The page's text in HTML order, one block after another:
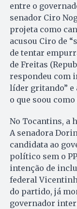
entre o
senador Ciro
projeta como
acusou Ciro de
de tentar
de Freitas
respondeu com
líder gritando”
o que soou
No Tocantins, a
A senadora
candidata ao
político sem o
intenção de
federal
do partido, já
governador